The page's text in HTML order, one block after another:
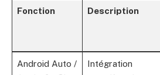
Fonction Description
Android Auto /
Intégration